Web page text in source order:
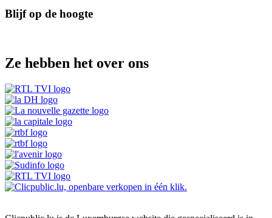
Blijf op de hoogte
Ze hebben het over ons